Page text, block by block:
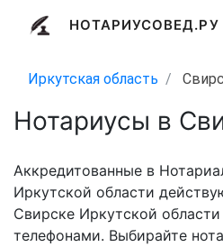
НОТАРИУСОВЕД.РУ
Иркутская область
Нотариусы в
Аккредитованные в
Иркутской области
Свирске Иркутской
телефонами. Выбирайте